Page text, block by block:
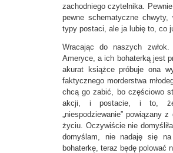
zachodniego czytelnika.
pewne schematyczne
typy postaci, ale ja lubię to, co
Wracając do naszych
Ameryce, a ich bohaterką jest
akurat książce próbuje ona
faktycznego morderstwa
chcą go zabić, bo częściowo
akcji, i postacie, i to, że
„niespodziewanie” powiązany
życiu. Oczywiście nie
domyślam, nie nadaję się na
bohaterkę, teraz będę polować